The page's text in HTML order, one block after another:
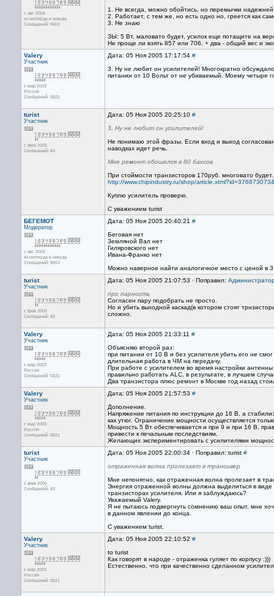
с авг 2004
из ниоткуда в никуда
Сообщений: 9653
1. Не всегда, можно обойтись, но перемычки
2. Работает, с тем же, но есть одно но, греется как
3. Не знаю
ЗЫ: 5 Вт. маловато будет, усилок еще потащите на
Не проще ли взять 857 или 706, + два - общий вес и
Valery
Участник
с мар 2003
Россия
Сообщений: 5821
Дата: 05 Ноя 2005 17:17:54 #
3. Ну не любит он усилителей! Многократно
питании от 10 Вольт от не убиваемый. Моему четыре
turist
Участник
с фев 2005
Сообщений: 40
Дата: 05 Ноя 2005 20:25:10 #
3. Ну не любит он усилителей!
Не понимаю этой фразы. Если вход и выход
наводках идет речь.
Мне ремонт обошелся в 80 баксов
При стоймости транзисторов 170руб. многовато будет.
http://www.chipindustry.ru/shop/
Куплю усилитель проверю.
С уважением turist
БЕГЕМОТ
Модератор
с авг 2004
из ниоткуда в никуда
Сообщений: 9653
Дата: 05 Ноя 2005 20:40:21 #
Беговая нет
Земляной Вал нет
Гиляровского нет
Ивана-Франко нет
Можно наверное найти аналогичное место с ценой в
turist
Участник
с фев 2005
Сообщений: 40
Дата: 05 Ноя 2005 21:07:53 · Поправил:
про парность
Согласен пару подобрать не просто.
Но и убить выходной каскад(в котором стоят
сложно.
Valery
Участник
с мар 2003
Россия
Сообщений: 5821
Дата: 05 Ноя 2005 21:33:11 #
Объясняю второй раз:
при питании от 10 В и без усилителя убить его не
длительная работа в ЧМ на передачу.
При работе с усилителем во время настройки
правильно работать ALC, в результате, в лучшем
Два транзистора плюс ремонт в Москве год назад
Valery
Участник
с мар 2003
Россия
Сообщений: 5821
Дата: 05 Ноя 2005 21:57:53 #
Дополнение.
Напряжение питания по инструкции до 16 В, а
как утюг. Ограничение мощности осуществляется
Мощность 5 Вт обеспечивается и при 9 и при 16 В,
привести к печальным последствиям.
Желающих экспериментировать с усилителями
turist
Участник
с фев 2005
Сообщений: 40
Дата: 05 Ноя 2005 22:00:34 · Поправил: turist #
отраженная волна пролезает в трансивер
Мне непонятно, как отраженная волна пролезает в
Энергия отраженной волны должна выделиться в
транзисторах усилителя. Или я заблуждаюсь?
Уважаемый Valery.
Я не пытаюсь подвергнуть сомнению ваш опыт, мне
в данном явлении до конца.
С уважением turist.
Valery
Участник
с мар 2003
Россия
Сообщений: 5821
Дата: 05 Ноя 2005 22:10:52 #
to turist
Как говорят в народе - отраженка гуляет по корпусу :)))
Естественно, что при качественно сделанном